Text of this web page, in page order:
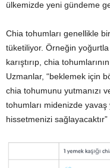
ülkemizde yeni gündeme
Chia tohumları genellikle
tüketiliyor. Örneğin
karıştırıp, chia
Uzmanlar, “beklemek için
chia tohumunu yutmanızı
tohumları midenizde
hissetmenizi sağlayacaktır”